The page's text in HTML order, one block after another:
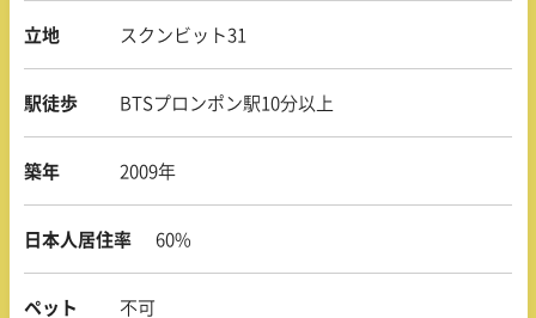
立地 スクンビット31
駅徒歩 BTSプロンポン駅10分以上
築年 2009年
日本人居住率 60%
ペット 不可